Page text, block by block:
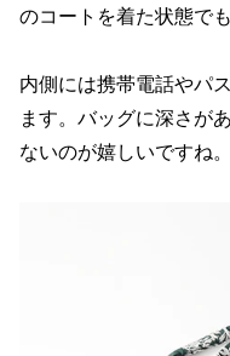
のコートを着た状態で
内側には携帯電話やパ
ます。バッグに深さが
ないのが嬉しいですね。